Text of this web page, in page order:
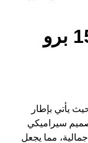
أهم مميزات شاومي 15 برو
يأتي بإطار
سيراميكي
مما يجعل